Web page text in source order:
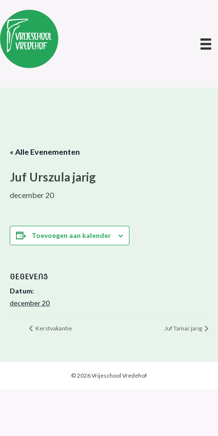
« Alle Evenementen
Juf Urszula jarig
december 20
Toevoegen aan kalender
GEGEVENS
Datum:
december 20
Kerstvakantie Juf Tamar jarig
© 2026 Vrijeschool Vredehof